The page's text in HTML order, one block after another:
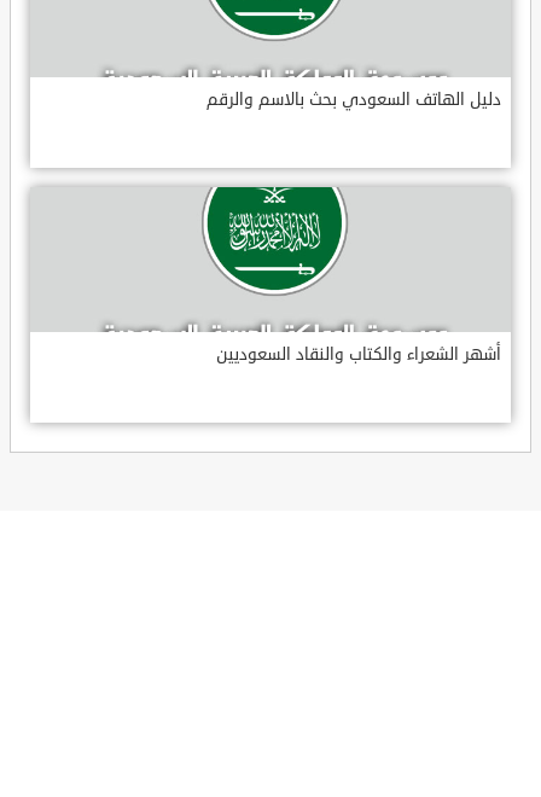
دليل الهاتف السعودي بحث بالاسم والرقم
أشهر الشعراء والكتاب والنقاد السعوديين